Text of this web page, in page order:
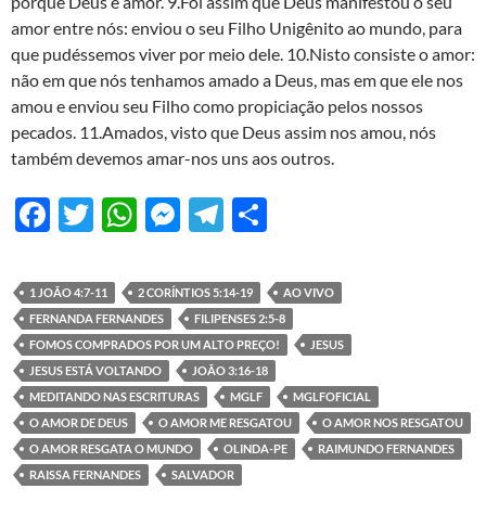
amor entre nós: enviou o seu Filho Unigênito ao mundo, para
que pudéssemos viver por meio dele. 10.Nisto consiste o amor:
não em que nós tenhamos amado a Deus, mas em que ele nos
amou e enviou seu Filho como propiciação pelos nossos
pecados. 11.Amados, visto que Deus assim nos amou, nós
também devemos amar-nos uns aos outros.
F
e
b
o
o
k
T
itt
er
W
at
s
A
p
p
M
se
n
g
er
T
e
gr
a
m
ar
e
1 JOÃO 4:7-11 2 CORÍNTIOS 5:14-19
AO VIVO
FERNANDA FERNANDES
FILIPENSES 2:5-8
FOMOS COMPRADOS POR UM ALTO PREÇO!
JESUS
JESUS ESTÁ VOLTANDO
JOÃO 3:16-18
MEDITANDO NAS ESCRITURAS
MGLF
MGLFOFICIAL
O AMOR DE DEUS
O AMOR ME RESGATOU
O AMOR NOS RESGATOU
O AMOR RESGATA O MUNDO
OLINDA-PE
RAIMUNDO FERNANDES
RAISSA FERNANDES
SALVADOR